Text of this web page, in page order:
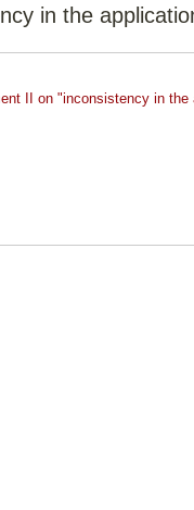
分
in the
II on "inconsistency in